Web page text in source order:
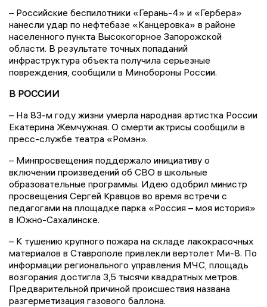
– Российские беспилотники «Герань-4» и «Гербера»
нанесли удар по нефтебазе «Канцеровка» в районе
населенного пункта Высокогорное Запорожской
области. В результате точных попаданий
инфраструктура объекта получила серьезные
повреждения, сообщили в Минобороны России.
В РОССИИ
– На 83-м году жизни умерла народная артистка России
Екатерина Жемчужная. О смерти актрисы сообщили в
пресс-службе театра «Ромэн».
– Минпросвещения поддержало инициативу о
включении произведений об СВО в школьные
образовательные программы. Идею одобрил министр
просвещения Сергей Кравцов во время встречи с
педагогами на площадке парка «Россия – моя история»
в Южно-Сахалинске.
– К тушению крупного пожара на складе лакокрасочных
материалов в Ставрополе привлекли вертолет Ми-8. По
информации регионального управления МЧС, площадь
возгорания достигла 3,5 тысячи квадратных метров.
Предварительной причиной происшествия названа
разгерметизация газового баллона.